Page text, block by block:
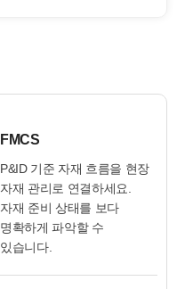
FMCS
P&ID 기준 자재 흐름을 현장
자재 관리로 연결하세요.
자재 준비 상태를 보다
명확하게 파악할 수
있습니다.